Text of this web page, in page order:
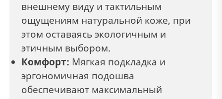
внешнему виду и тактильным
ощущениям натуральной коже, при
этом оставаясь экологичным и
этичным выбором.
Комфорт: Мягкая подкладка и
эргономичная подошва
обеспечивают максимальный